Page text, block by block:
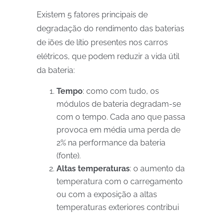
Existem 5 fatores principais de
degradação do rendimento das baterias
de iões de lítio presentes nos carros
elétricos, que podem reduzir a vida útil
da bateria:
Tempo: como com tudo, os
módulos de bateria degradam-se
com o tempo. Cada ano que passa
provoca em média uma perda de
2% na performance da bateria
(fonte).
Altas temperaturas: o aumento da
temperatura com o carregamento
ou com a exposição a altas
temperaturas exteriores contribui